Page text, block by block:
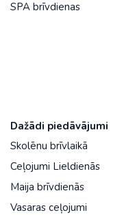
SPA brīvdienas
Dažādi piedāvājumi
Skolēnu brīvlaikā
Ceļojumi Lieldienās
Maija brīvdienās
Vasaras ceļojumi